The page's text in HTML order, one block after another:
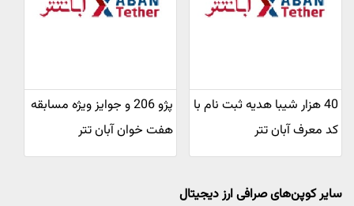
40 هزار شیبا هدیه ثبت نام با
کد معرف آبان تتر
پژو 206 و جوایز ویژه مسابقه
هفت خوان آبان تتر
سایر کوپن‌های صرافی ارز دیجیتال